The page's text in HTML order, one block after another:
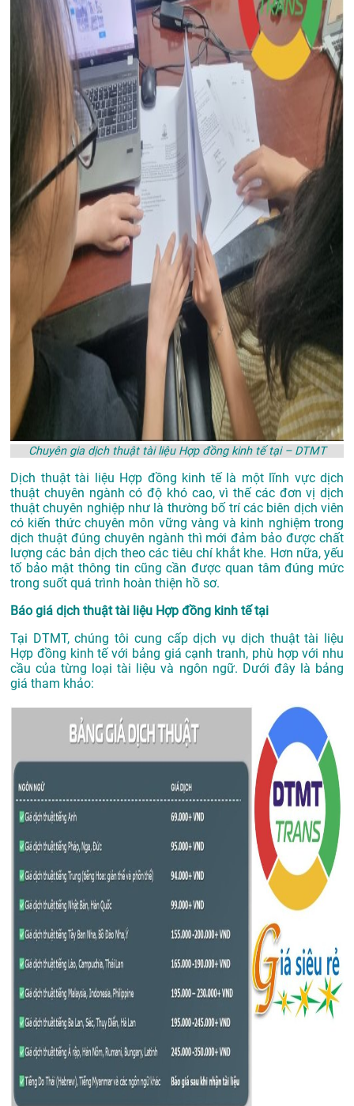
Chuyên gia dịch thuật tài liệu Hợp đồng kinh tế tại – DTMT
Dịch thuật tài liệu Hợp đồng kinh tế là một lĩnh vực dịch
thuật chuyên ngành có độ khó cao, vì thế các đơn vị dịch
thuật chuyên nghiệp như là thường bố trí các biên dịch viên
có kiến thức chuyên môn vững vàng và kinh nghiệm trong
dịch thuật đúng chuyên ngành thì mới đảm bảo được chất
lượng các bản dịch theo các tiêu chí khắt khe. Hơn nữa, yếu
tố bảo mật thông tin cũng cần được quan tâm đúng mức
trong suốt quá trình hoàn thiện hồ sơ.
Báo giá dịch thuật tài liệu Hợp đồng kinh tế tại
Tại DTMT, chúng tôi cung cấp dịch vụ dịch thuật tài liệu
Hợp đồng kinh tế với bảng giá cạnh tranh, phù hợp với nhu
cầu của từng loại tài liệu và ngôn ngữ. Dưới đây là bảng
giá tham khảo: